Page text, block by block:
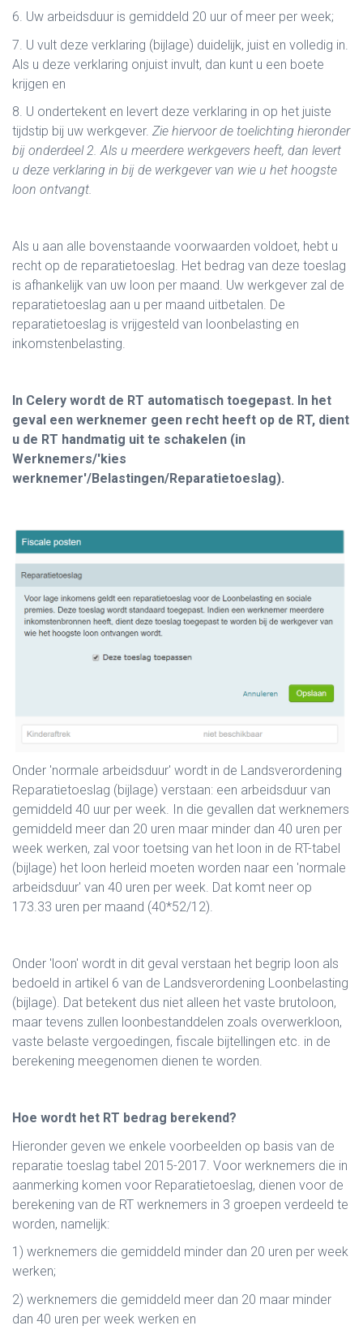
6. Uw arbeidsduur is gemiddeld 20 uur of meer per week;
7. U vult deze verklaring (bijlage) duidelijk, juist en volledig in.
Als u deze verklaring onjuist invult, dan kunt u een boete
krijgen en
8. U ondertekent en levert deze verklaring in op het juiste
tijdstip bij uw werkgever. Zie hiervoor de toelichting hieronder
bij onderdeel 2. Als u meerdere werkgevers heeft, dan levert
u deze verklaring in bij de werkgever van wie u het hoogste
loon ontvangt.
Als u aan alle bovenstaande voorwaarden voldoet, hebt u
recht op de reparatietoeslag. Het bedrag van deze toeslag
is afhankelijk van uw loon per maand. Uw werkgever zal de
reparatietoeslag aan u per maand uitbetalen. De
reparatietoeslag is vrijgesteld van loonbelasting en
inkomstenbelasting.
In Celery wordt de RT automatisch toegepast. In het
geval een werknemer geen recht heeft op de RT, dient
u de RT handmatig uit te schakelen (in
Werknemers/'kies
werknemer'/Belastingen/Reparatietoeslag).
Onder 'normale arbeidsduur' wordt in de Landsverordening
Reparatietoeslag (bijlage) verstaan: een arbeidsduur van
gemiddeld 40 uur per week. In die gevallen dat werknemers
gemiddeld meer dan 20 uren maar minder dan 40 uren per
week werken, zal voor toetsing van het loon in de RT-tabel
(bijlage) het loon herleid moeten worden naar een 'normale
arbeidsduur' van 40 uren per week. Dat komt neer op
173.33 uren per maand (40*52/12).
Onder 'loon' wordt in dit geval verstaan het begrip loon als
bedoeld in artikel 6 van de Landsverordening Loonbelasting
(bijlage). Dat betekent dus niet alleen het vaste brutoloon,
maar tevens zullen loonbestanddelen zoals overwerkloon,
vaste belaste vergoedingen, fiscale bijtellingen etc. in de
berekening meegenomen dienen te worden.
Hoe wordt het RT bedrag berekend?
Hieronder geven we enkele voorbeelden op basis van de
reparatie toeslag tabel 2015-2017. Voor werknemers die in
aanmerking komen voor Reparatietoeslag, dienen voor de
berekening van de RT werknemers in 3 groepen verdeeld te
worden, namelijk:
1) werknemers die gemiddeld minder dan 20 uren per week
werken;
2) werknemers die gemiddeld meer dan 20 maar minder
dan 40 uren per week werken en